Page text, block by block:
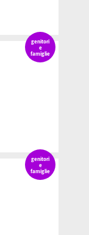
genitori
e
famiglie
genitori
e
famiglie